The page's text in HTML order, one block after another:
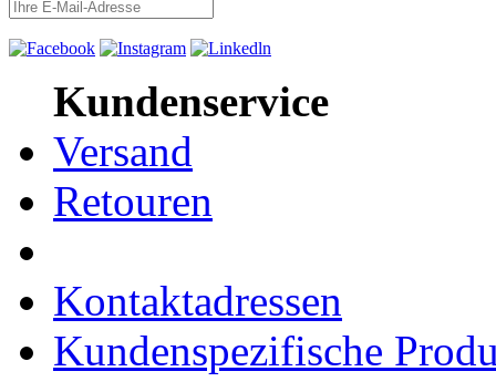
Kundenservice
Versand
Retouren
Kontaktadressen
Kundenspezifische